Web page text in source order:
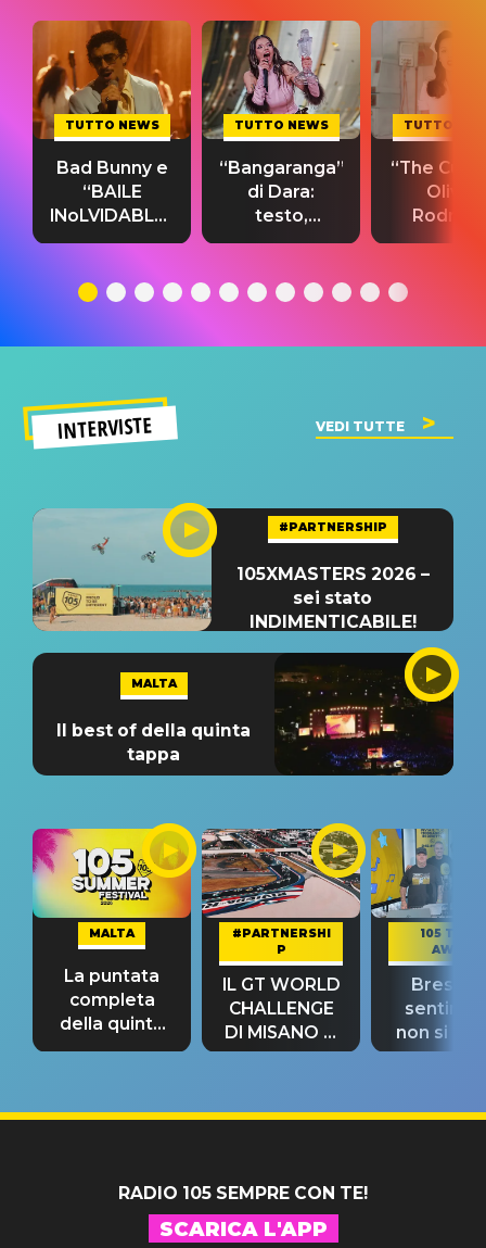
TUTTO NEWS
Bad Bunny e
“BAILE
INoLVIDABLE”:
testo,
significato
TUTTO NEWS
“Bangaranga”
di Dara:
testo,
traduzione e
del singolo
TUTTO
“The
Olivia
testo,
INTERVISTE VEDI TUTTE
#PARTNERSHIP
105XMASTERS 2026 –
sei stato
INDIMENTICABILE!
MALTA
Il best of della quinta
tappa
MALTA
La puntata
completa
della quinta
tappa
#PARTNERSHI
P
IL GT WORLD
CHALLENGE
DI MISANO si
riconferma
105 TAKE
AWAY
Bresh:
non si
fino alla
RADIO 105 SEMPRE CON TE!
SCARICA L'APP